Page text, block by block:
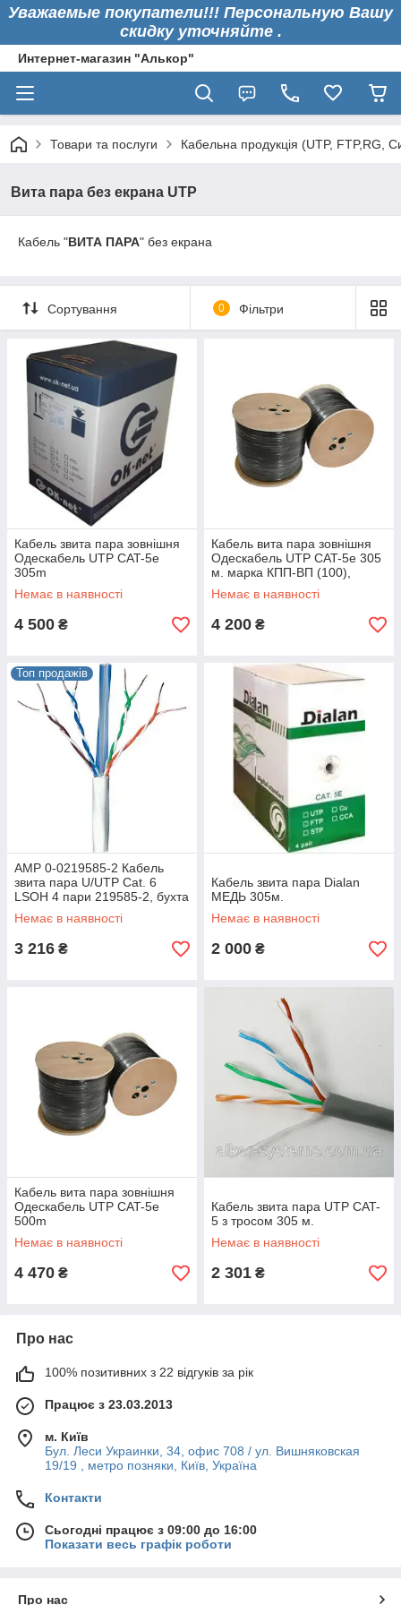
Уважаемые покупатели!!! Персональную Вашу
скидку уточняйте .
Интернет-магазин "Алькор"
Товари та послуги Кабельна продукція (UTP,
Вита пара без екрана UTP
Кабель "ВИТА ПАРА" без екрана
Сортування 0 Фільтри
Кабель звита пара зовнішня
Одескабель UTP CAT-5e
305m
Немає в наявності
4 500 ₴
Кабель вита пара зовнішня
Одескабель UTP CAT-5e 305
м. марка КПП-ВП (100),
100МГц 4пари ПЕ
Немає в наявності
4 200 ₴
Топ продажів
AMP 0-0219585-2 Кабель
звита пара U/UTP Cat. 6
LSOH 4 пари 219585-2, бухта
305 м (63835)
Немає в наявності
3 216 ₴
Кабель звита пара Dialan
МЕДЬ 305м.
Немає в наявності
2 000 ₴
Кабель вита пара зовнішня
Одескабель UTP CAT-5e
500m
Немає в наявності
4 470 ₴
Кабель звита пара UTP CAT-
5 з тросом 305 м.
Немає в наявності
2 301 ₴
Про нас
100% позитивних з 22 відгуків за рік
Працює з 23.03.2013
м. Київ
Бул. Леси Украинки, 34, офис 708 / ул. Вишняковская
19/19 , метро позняки, Київ, Україна
Контакти
Сьогодні працює з 09:00 до 16:00
Показати весь графік роботи
Про нас